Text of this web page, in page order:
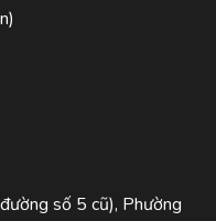
số 5 cũ), Phường